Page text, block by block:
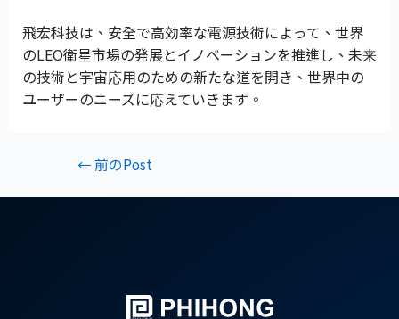
飛宏科技は、安全で高効率な電源技術によって、世界
のLEO衛星市場の発展とイノベーションを推進し、未来
の技術と宇宙応用のための新たな道を開き、世界中の
ユーザーのニーズに応えていきます。
← 前のPost